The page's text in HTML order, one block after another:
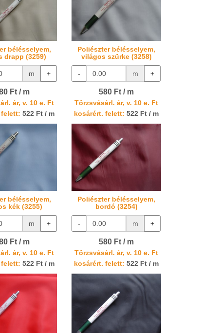
bélésselyem,
drapp (3259)
m +
Ft / m
ár, v. 10 e. Ft
felett: 522 Ft / m
Poliészter bélésselyem,
világos szürke (3258)
- m +
580 Ft / m
Törzsvásárl. ár, v. 10 e. Ft
kosárért. felett: 522 Ft / m
bélésselyem,
kék (3255)
m +
Ft / m
ár, v. 10 e. Ft
felett: 522 Ft / m
Poliészter bélésselyem,
bordó (3254)
- m +
580 Ft / m
Törzsvásárl. ár, v. 10 e. Ft
kosárért. felett: 522 Ft / m